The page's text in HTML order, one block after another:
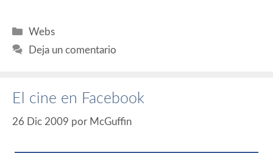
Categorías
Webs
Deja un comentario
El cine en Facebook
26 Dic 2009 por McGuffin